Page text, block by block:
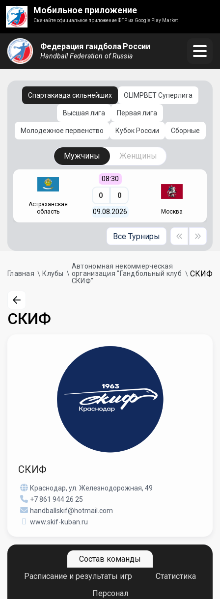
Мобильное приложение
Скачайте официальное приложение ФГР из Google Play Market
Федерация гандбола России
Handball Federation of Russia
Спартакиада сильнейших OLIMPBET Суперлига
Высшая лига Первая лига
Молодежное первенство Кубок России Сборные
Мужчины Женщины
Астраханская
область
08:30
0 0
09.08.2026 Москва
Все Турниры
Главная Клубы
Автономная некоммерческая
организация "Гандбольный клуб
СКИФ"
СКИФ
СКИФ
СКИФ
Краснодар, ул. Железнодорожная, 49
+7 861 944 26 25
handballskif@hotmail.com
www.skif-kuban.ru
Состав команды
Расписание и результаты игр
Статистика
Персонал